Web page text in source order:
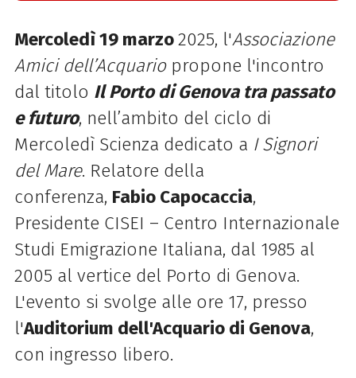
Mercoledì 19 marzo2025, l'Associazione
Amici dell’Acquariopropone l'incontro
dal titolo Il Porto di Genova tra passato
e futuro, nell’ambito del ciclo di
Mercoledì Scienza dedicato a I Signori
del Mare. Relatore della
conferenza, Fabio Capocaccia,
Presidente CISEI – Centro Internazionale
Studi Emigrazione Italiana, dal 1985 al
2005 al vertice del Porto di Genova.
L'evento si svolge alle ore 17, presso
l'Auditorium dell'Acquario di Genova,
con ingresso libero.